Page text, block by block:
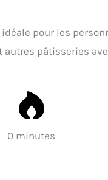
pour les
autres pâtisseries
0 minutes